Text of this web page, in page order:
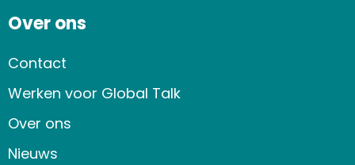
Over ons
Contact
Werken voor Global Talk
Over ons
Nieuws